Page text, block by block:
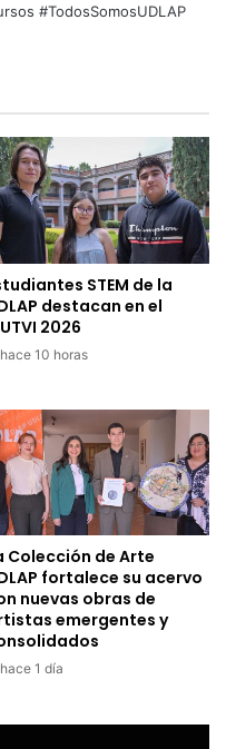
#TodosSomosUDLAP
STEM de la
destacan en el
2026
hace 10 horas
Colección de Arte
fortalece su acervo
nuevas obras de
emergentes y
hace 1 día